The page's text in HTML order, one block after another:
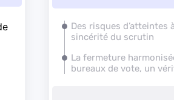
Des risques d’atteintes
sincérité du scrutin
La fermeture
bureaux de vote, un